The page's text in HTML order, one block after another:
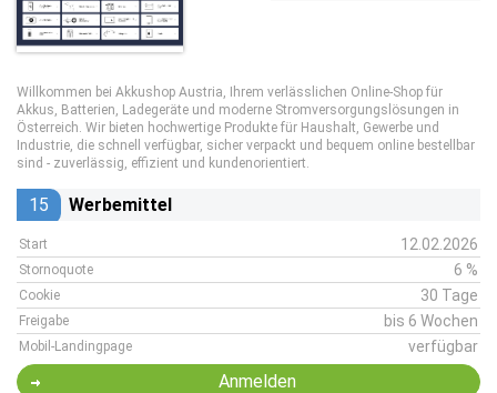
Willkommen bei Akkushop Austria, Ihrem verlässlichen Online-Shop für
Akkus, Batterien, Ladegeräte und moderne Stromversorgungslösungen in
Österreich. Wir bieten hochwertige Produkte für Haushalt, Gewerbe und
Industrie, die schnell verfügbar, sicher verpackt und bequem online bestellbar
sind - zuverlässig, effizient und kundenorientiert.
15 Werbemittel
Start 12.02.2026
Stornoquote 6 %
Cookie 30 Tage
Freigabe bis 6 Wochen
Mobil-Landingpage verfügbar
Anmelden